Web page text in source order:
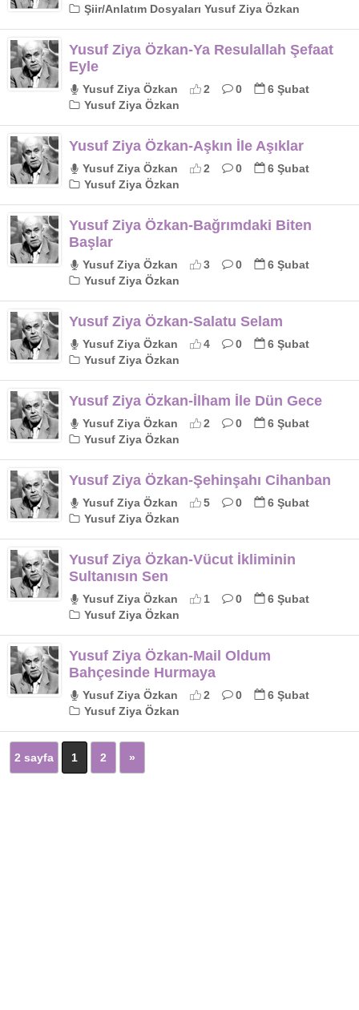
Şiir/Anlatım Dosyaları Yusuf Ziya Özkan
Yusuf Ziya Özkan-Ya Resulallah Şefaat
Eyle
Yusuf Ziya Özkan 2 0
6 Şubat
Yusuf Ziya Özkan
Yusuf Ziya Özkan-Aşkın İle Aşıklar
Yusuf Ziya Özkan 2 0
6 Şubat
Yusuf Ziya Özkan
Yusuf Ziya Özkan-Bağrımdaki Biten
Başlar
Yusuf Ziya Özkan 3 0
6 Şubat
Yusuf Ziya Özkan
Yusuf Ziya Özkan-Salatu Selam
Yusuf Ziya Özkan 4 0
6 Şubat
Yusuf Ziya Özkan
Yusuf Ziya Özkan-İlham İle Dün Gece
Yusuf Ziya Özkan 2 0
6 Şubat
Yusuf Ziya Özkan
Yusuf Ziya Özkan-Şehinşahı Cihanban
Yusuf Ziya Özkan 5 0
6 Şubat
Yusuf Ziya Özkan
Yusuf Ziya Özkan-Vücut İkliminin
Sultanısın Sen
Yusuf Ziya Özkan 1 0
6 Şubat
Yusuf Ziya Özkan
Yusuf Ziya Özkan-Mail Oldum
Bahçesinde Hurmaya
Yusuf Ziya Özkan 2 0
6 Şubat
Yusuf Ziya Özkan
2 sayfa 1 2 »